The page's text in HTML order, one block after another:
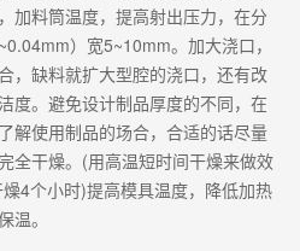
加料筒温度，提高射出压力，在分
）宽5~10mm。加大浇口，
，缺料就扩大型腔的浇口，还有改
度。避免设计制品厚度的不同，在
解使用制品的场合，合适的话尽量
全干燥。(用高温短时间干燥来做效
4个小时)提高模具温度，降低加热
温。